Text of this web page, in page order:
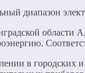
области
в городских